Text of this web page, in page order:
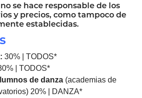
se hace responsable de los
y precios, como tampoco de
establecidas.
30% | TODOS*
| TODOS*
de danza (academias de
20% | DANZA*